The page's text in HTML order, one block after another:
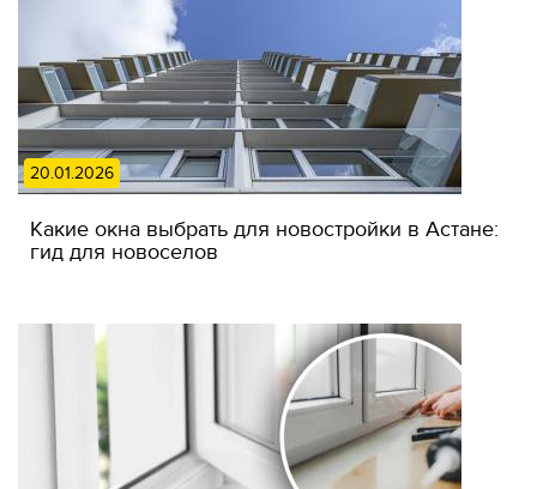
20.01.2026
Какие окна выбрать для новостройки в Астане:
гид для новоселов